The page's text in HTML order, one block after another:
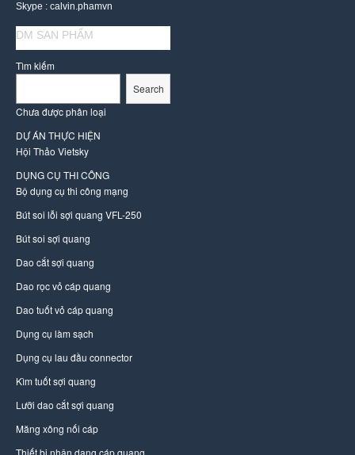
Skype : calvin.phamvn
DM SAN PHẨM
Tìm kiếm
Search
Chưa được phân loại
DỰ ÁN THỰC HIỆN
Hội Thảo Vietsky
DỤNG CỤ THI CÔNG
Bộ dụng cụ thi công mạng
Bút soi lỗi sợi quang VFL-250
Bút soi sợi quang
Dao cắt sợi quang
Dao rọc vỏ cáp quang
Dao tuốt vỏ cáp quang
Dụng cụ làm sạch
Dụng cụ lau đầu connector
Kìm tuốt sợi quang
Lưỡi dao cắt sợi quang
Măng xông nối cáp
Thiết bị nhận dạng cáp quang